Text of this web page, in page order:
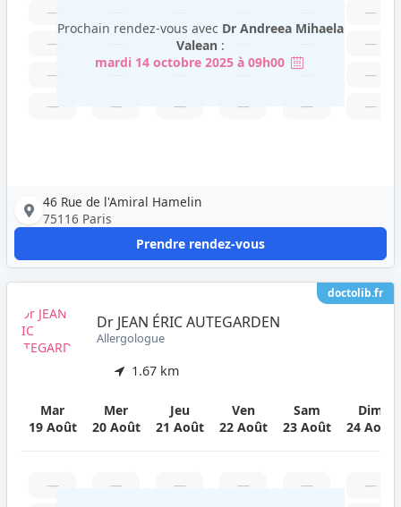
—
—
—
—
—
—
—
—
—
—
—
—
—
Prochain rendez-vous avec Dr Andreea Mihaela
Valean:
mardi 14 octobre 2025 à 09h00
46 Rue de l'Amiral Hamelin
75116 Paris
Prendre rendez-vous
doctolib.fr
Dr JEAN ÉRIC AUTEGARDEN
Allergologue
1.67 km
Mar
19 Août
Mer
20 Août
Jeu
21 Août
Ven
22 Août
Sam
23 Août
Dim
24 Août
—
—
—
—
—
—